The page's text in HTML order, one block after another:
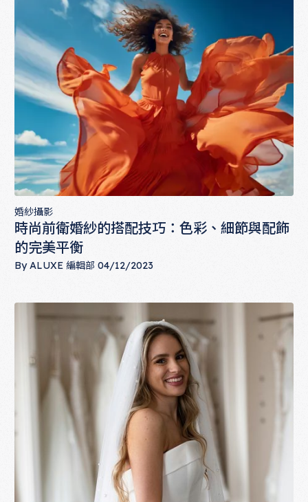
婚紗攝影
時尚前衛婚紗的搭配技巧：色彩、細節與配飾
的完美平衡
ByALUXE 編輯部04/12/2023